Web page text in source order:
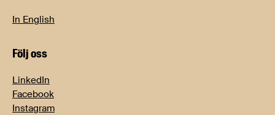
In English
Följ oss
LinkedIn
Facebook
Instagram